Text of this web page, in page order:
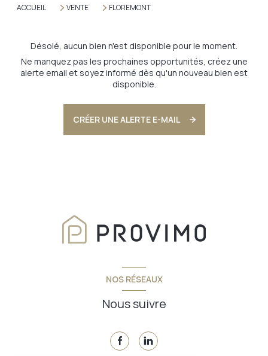
ACCUEIL VENTE FLOREMONT
Désolé, aucun bien n'est disponible pour le moment.
Ne manquez pas les prochaines opportunités, créez une
alerte email et soyez informé dès qu'un nouveau bien est
disponible.
CRÉER UNE ALERTE E-MAIL
NOS RÉSEAUX
Nous suivre